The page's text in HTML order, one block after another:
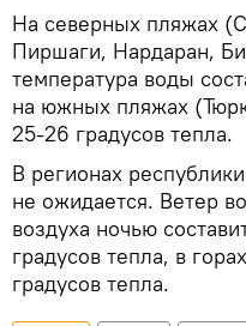
На северных пляжах
Пиршаги, Нардаран,
температура воды
на южных пляжах
25-26 градусов тепла.
В регионах
не ожидается. Ветер
воздуха ночью
градусов тепла, в
градусов тепла.